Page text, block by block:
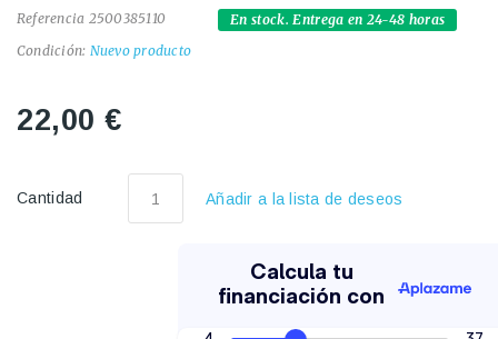
Referencia 2500385110
Condición: Nuevo producto
En stock. Entrega en 24-48 horas
22,00 €
Cantidad Añadir a la lista de deseos